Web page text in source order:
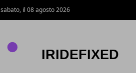
sabato, il 08 agosto 2026